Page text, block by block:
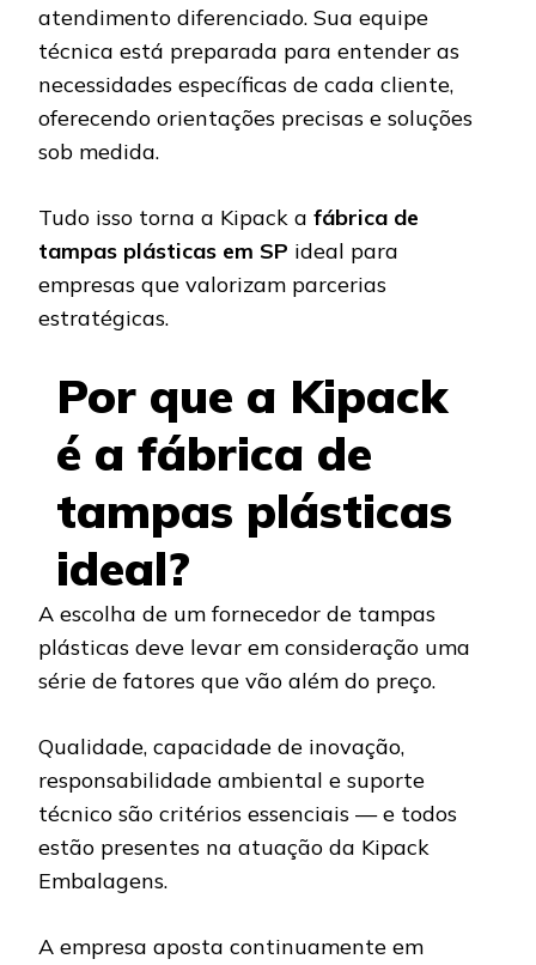
atendimento diferenciado. Sua equipe
técnica está preparada para entender as
necessidades específicas de cada cliente,
oferecendo orientações precisas e soluções
sob medida.
Tudo isso torna a Kipack a fábrica de
tampas plásticas em SP ideal para
empresas que valorizam parcerias
estratégicas.
Por que a Kipack
é a fábrica de
tampas plásticas
ideal?
A escolha de um fornecedor de tampas
plásticas deve levar em consideração uma
série de fatores que vão além do preço.
Qualidade, capacidade de inovação,
responsabilidade ambiental e suporte
técnico são critérios essenciais — e todos
estão presentes na atuação da Kipack
Embalagens.
A empresa aposta continuamente em